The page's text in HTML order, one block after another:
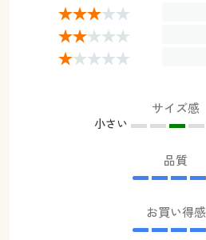
サイズ感
小さい
品質
お買い得感